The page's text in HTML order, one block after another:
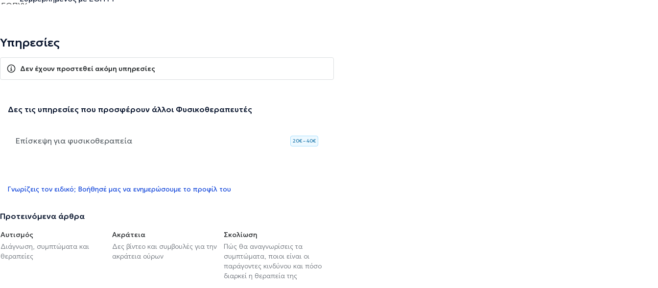
Υπηρεσίες
Δεν έχουν προστεθεί ακόμη υπηρεσίες
Δες τις υπηρεσίες που προσφέρουν άλλοι Φυσικοθεραπευτές
Επίσκεψη για φυσικοθεραπεία 20€ – 40€
Γνωρίζεις τον ειδικό; Βοήθησέ μας να ενημερώσουμε το προφίλ του
Προτεινόμενα άρθρα
Αυτισμός
Διάγνωση, συμπτώματα και
θεραπείες
Ακράτεια
Δες βίντεο και συμβουλές για την
ακράτεια ούρων
Σκολίωση
Πώς θα αναγνωρίσεις τα
συμπτώματα, ποιοι είναι οι
παράγοντες κινδύνου και πόσο
διαρκεί η θεραπεία της